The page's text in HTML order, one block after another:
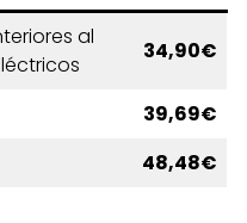
al
34,90€
39,69€
48,48€